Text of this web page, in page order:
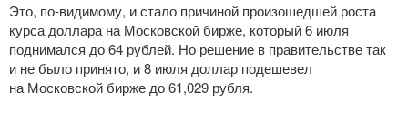
Это, по-видимому, и стало причиной произошедшей роста
курса доллара на Московской бирже, который 6 июля
поднимался до 64 рублей. Но решение в правительстве так
и не было принято, и 8 июля доллар подешевел
на Московской бирже до 61,029 рубля.